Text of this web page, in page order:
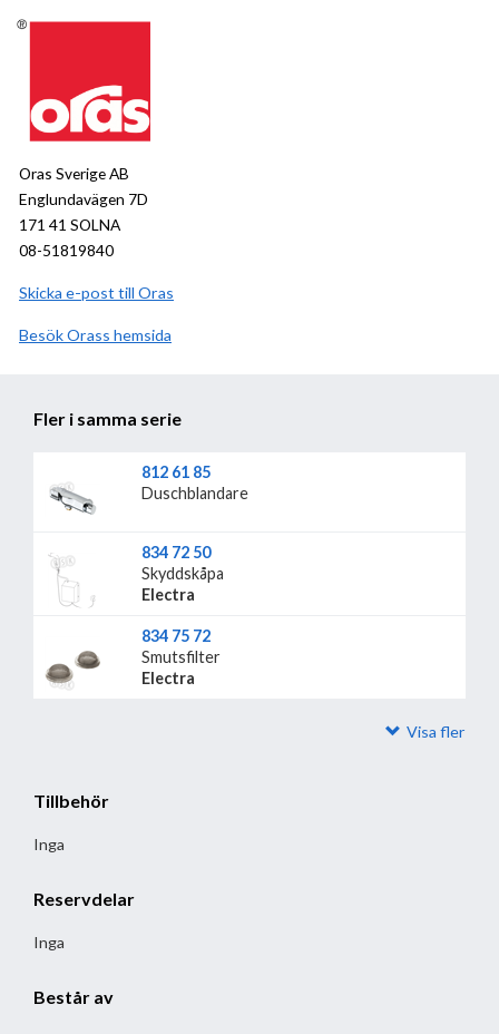
Oras Sverige AB
Englundavägen 7D
171 41 SOLNA
08-51819840
Skicka e-post till Oras
BesökOras hemsida
Fler i samma serie
812 61 85
Duschblandare
834 72 50
Skyddskåpa
Electra
834 75 72
Smutsfilter
Electra
Visa fler
Tillbehör
Inga
Reservdelar
Inga
Består av